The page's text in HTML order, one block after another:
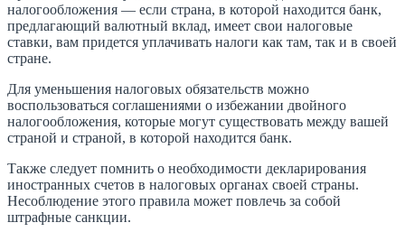
налогообложения — если страна, в которой находится банк,
предлагающий валютный вклад, имеет свои налоговые
ставки, вам придется уплачивать налоги как там, так и в своей
стране.
Для уменьшения налоговых обязательств можно
воспользоваться соглашениями о избежании двойного
налогообложения, которые могут существовать между вашей
страной и страной, в которой находится банк.
Также следует помнить о необходимости декларирования
иностранных счетов в налоговых органах своей страны.
Несоблюдение этого правила может повлечь за собой
штрафные санкции.